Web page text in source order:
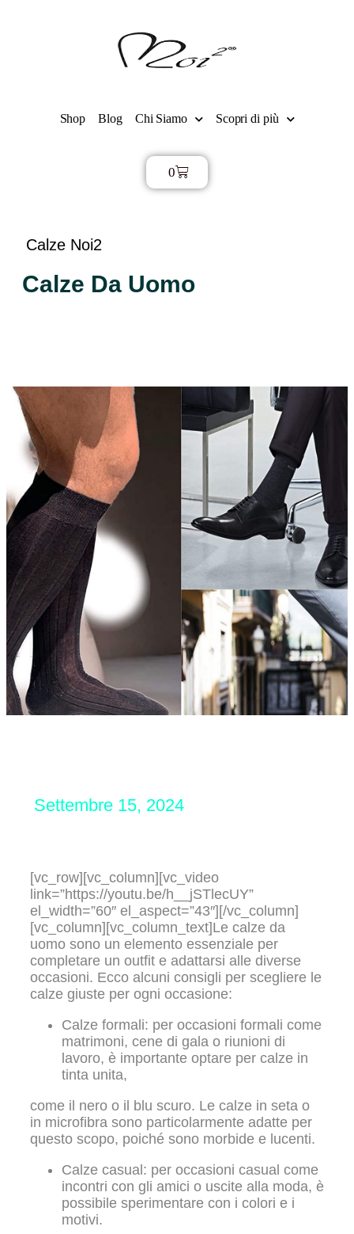
Shop Blog Chi Siamo Scopri di più
0
Calze Noi2
Calze Da Uomo
Settembre 15, 2024
[vc_row][vc_column][vc_video
link=”https://youtu.be/h__jSTlecUY”
el_width=”60″ el_aspect=”43″][/vc_column]
[vc_column][vc_column_text]Le calze da
uomo sono un elemento essenziale per
completare un outfit e adattarsi alle diverse
occasioni. Ecco alcuni consigli per scegliere le
calze giuste per ogni occasione:
Calze formali: per occasioni formali come
matrimoni, cene di gala o riunioni di
lavoro, è importante optare per calze in
tinta unita,
come il nero o il blu scuro. Le calze in seta o
in microfibra sono particolarmente adatte per
questo scopo, poiché sono morbide e lucenti.
Calze casual: per occasioni casual come
incontri con gli amici o uscite alla moda, è
possibile sperimentare con i colori e i
motivi.